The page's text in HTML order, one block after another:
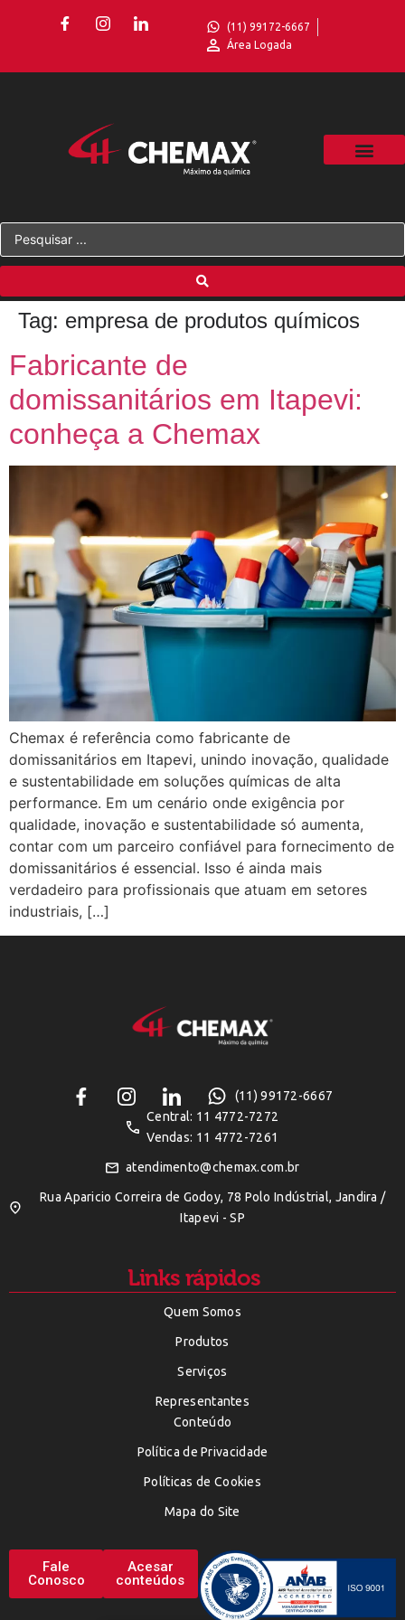
(11) 99172-6667
Área Logada
Tag: empresa de produtos químicos
Fabricante de
domissanitários em Itapevi:
conheça a Chemax
Chemax é referência como fabricante de
domissanitários em Itapevi, unindo inovação, qualidade
e sustentabilidade em soluções químicas de alta
performance. Em um cenário onde exigência por
qualidade, inovação e sustentabilidade só aumenta,
contar com um parceiro confiável para fornecimento de
domissanitários é essencial. Isso é ainda mais
verdadeiro para profissionais que atuam em setores
industriais, […]
(11) 99172-6667
Central: 11 4772-7272
Vendas: 11 4772-7261
atendimento@chemax.com.br
Rua Aparicio Correira de Godoy, 78 Polo Indústrial, Jandira /
Itapevi - SP
Links rápidos
Quem Somos
Produtos
Serviços
Representantes
Conteúdo
Política de Privacidade
Políticas de Cookies
Mapa do Site
Fale
Conosco
Acesar
conteúdos